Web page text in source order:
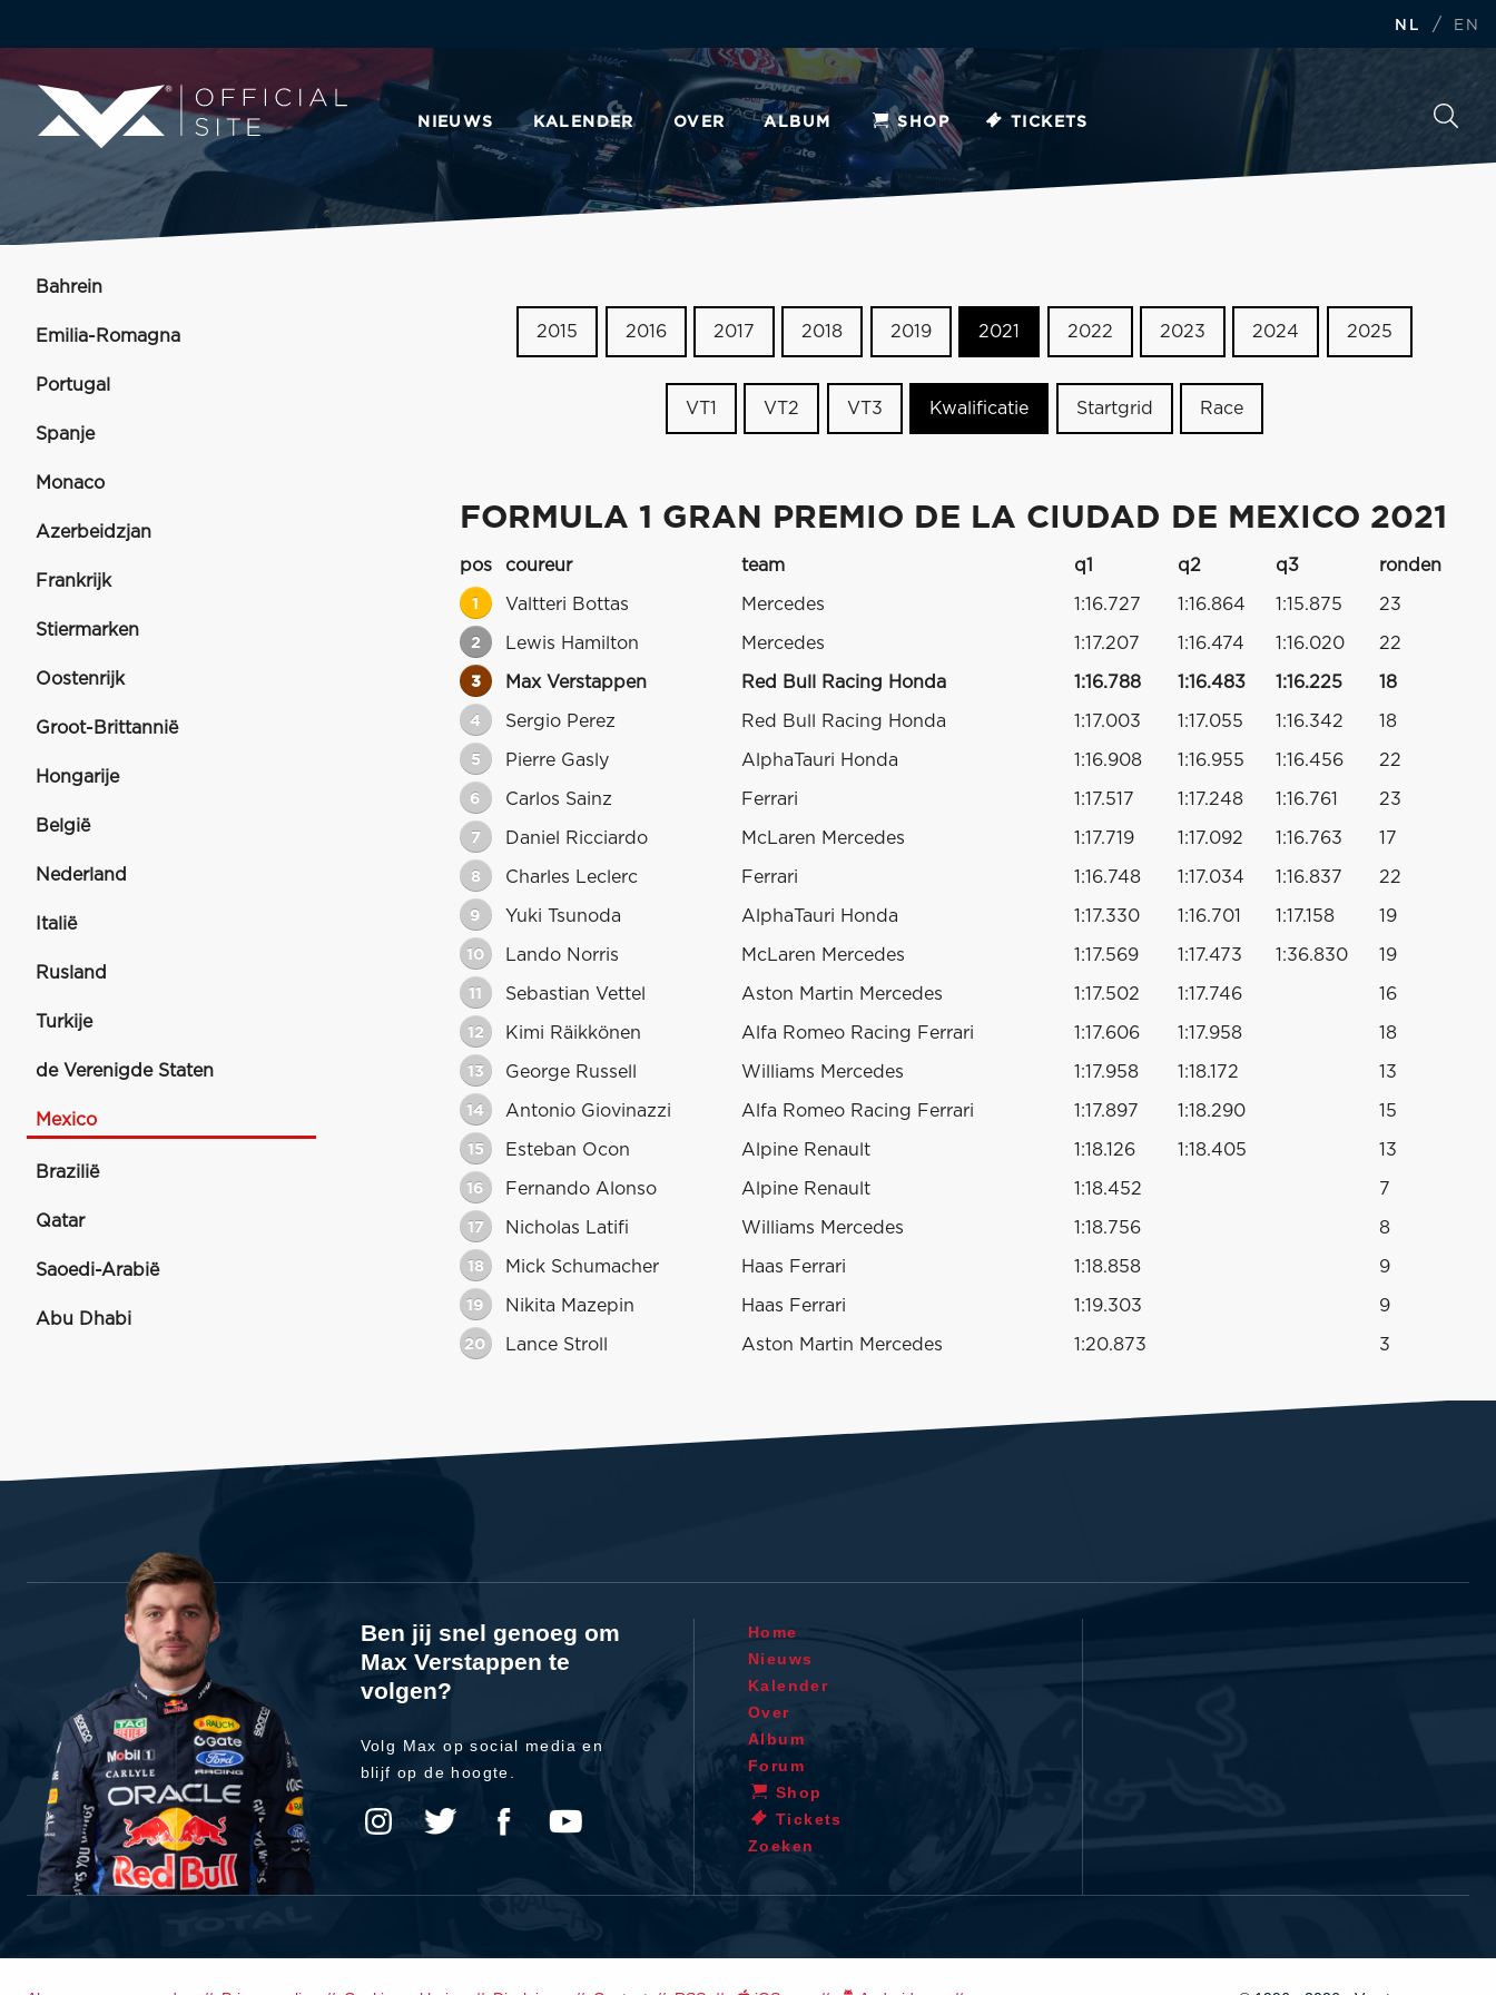
NL / EN
NIEUWS KALENDER OVER ALBUM SHOP TICKETS
Bahrein
Emilia-Romagna
Portugal
Spanje
Monaco
Azerbeidzjan
Frankrijk
Stiermarken
Oostenrijk
Groot-Brittannië
Hongarije
België
Nederland
Italië
Rusland
Turkije
de Verenigde Staten
Mexico
Brazilië
Qatar
Saoedi-Arabië
Abu Dhabi
2015 2016 2017 2018 2019 2021 2022 2023 2024 2025
VT1 VT2 VT3 Kwalificatie Startgrid Race
FORMULA 1 GRAN PREMIO DE LA CIUDAD DE MEXICO 2021
pos coureur team q1 q2 q3 ronden
1 Valtteri Bottas Mercedes 1:16.727 1:16.864 1:15.875 23
2 Lewis Hamilton Mercedes 1:17.207 1:16.474 1:16.020 22
3 Max Verstappen Red Bull Racing Honda 1:16.788 1:16.483 1:16.225 18
4 Sergio Perez Red Bull Racing Honda 1:17.003 1:17.055 1:16.342 18
5 Pierre Gasly AlphaTauri Honda 1:16.908 1:16.955 1:16.456 22
6 Carlos Sainz Ferrari 1:17.517 1:17.248 1:16.761 23
7 Daniel Ricciardo McLaren Mercedes 1:17.719 1:17.092 1:16.763 17
8 Charles Leclerc Ferrari 1:16.748 1:17.034 1:16.837 22
9 Yuki Tsunoda AlphaTauri Honda 1:17.330 1:16.701 1:17.158 19
10 Lando Norris McLaren Mercedes 1:17.569 1:17.473 1:36.830 19
11 Sebastian Vettel Aston Martin Mercedes 1:17.502 1:17.746 16
12 Kimi Räikkönen Alfa Romeo Racing Ferrari 1:17.606 1:17.958 18
13 George Russell Williams Mercedes 1:17.958 1:18.172 13
14 Antonio Giovinazzi Alfa Romeo Racing Ferrari 1:17.897 1:18.290 15
15 Esteban Ocon Alpine Renault 1:18.126 1:18.405 13
16 Fernando Alonso Alpine Renault 1:18.452 7
17 Nicholas Latifi Williams Mercedes 1:18.756 8
18 Mick Schumacher Haas Ferrari 1:18.858 9
19 Nikita Mazepin Haas Ferrari 1:19.303 9
20 Lance Stroll Aston Martin Mercedes 1:20.873 3
Ben jij snel genoeg om
Max Verstappen te
volgen?
Volg Max op social media en
blijf op de hoogte.
Home
Nieuws
Kalender
Over
Album
Forum
Shop
Tickets
Zoeken